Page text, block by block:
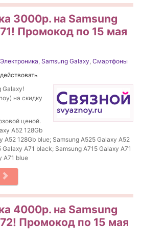
3000р. на Samsung
Промокод по 15 мая
Электроника, Samsung Galaxy, Смартфоны
Galaxy!
на скидку
ценой.
A52 128Gb
A52 128Gb blue; Samsung A525 Galaxy A52
A71 black; Samsung A715 Galaxy A71
A71 blue
4000р. на Samsung
Промокод по 15 мая